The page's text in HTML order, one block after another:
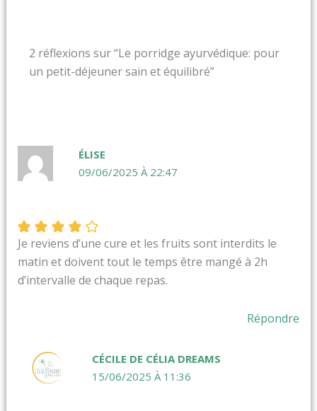
2 réflexions sur “Le porridge ayurvédique: pour
un petit-déjeuner sain et équilibré”
ÉLISE
09/06/2025 À 22:47
Je reviens d’une cure et les fruits sont interdits le
matin et doivent tout le temps être mangé à 2h
d’intervalle de chaque repas.
Répondre
CÉCILE DE CÉLIA DREAMS
15/06/2025 À 11:36